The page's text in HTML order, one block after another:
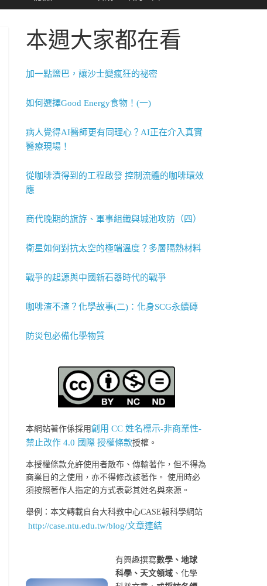
本週大家都在看
加一點鹽巴，讓沙士變瘋狂的祕密
如何選擇Good Energy食物！(一)
病人覺得AI醫師更有同理心？AI正在介入真實
醫療現場！
從咖啡漬得到的工程啟發 控制流體的咖啡環效
應
商代晚期的旗斿、軍事組織與城池攻防（四）
衛星如何對抗太空的極端溫度？多層隔熱材料
戰爭的起源與中國新石器時代的戰爭
咖啡渣不渣？化學故事(二)：化身SCG永續磚
防災包必備化學物質
本網站著作係採用創用 CC 姓名標示-非商業性-
禁止改作 4.0 國際 授權條款授權。
本授權條款允許使用者散布、傳輸著作，但不得為
商業目的之使用，亦不得修改該著作。 使用時必
須按照著作人指定的方式表彰其姓名與來源。
舉例：本文轉載自台大科教中心CASE報科學網站
http://case.ntu.edu.tw/blog/文章連結
有興趣撰寫數學、地球
科學、天文領域 、化學